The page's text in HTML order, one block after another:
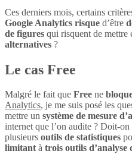
Ces derniers mois, certains
Google Analytics risque d’être
de figures qui risquent de mettre
alternatives ?
Le cas Free
Malgré le fait que Free ne
Analytics, je me suis posé les
mettre un système de mesure
internet que l’on audite ? Doit-
plusieurs outils de statistiques
limitantà trois outils d’analyse